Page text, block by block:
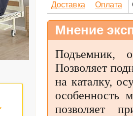
Доставка Оплата
Мнение
Подъемник,
Позволяет
на каталку,
особенность
позволяет